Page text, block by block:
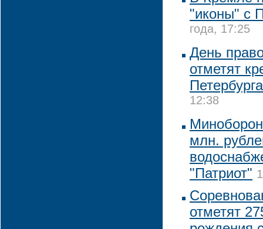
"иконы" с
года, 17:25
День
отметят
Петербурга
12:38
млн.
"Патриот"
отметят